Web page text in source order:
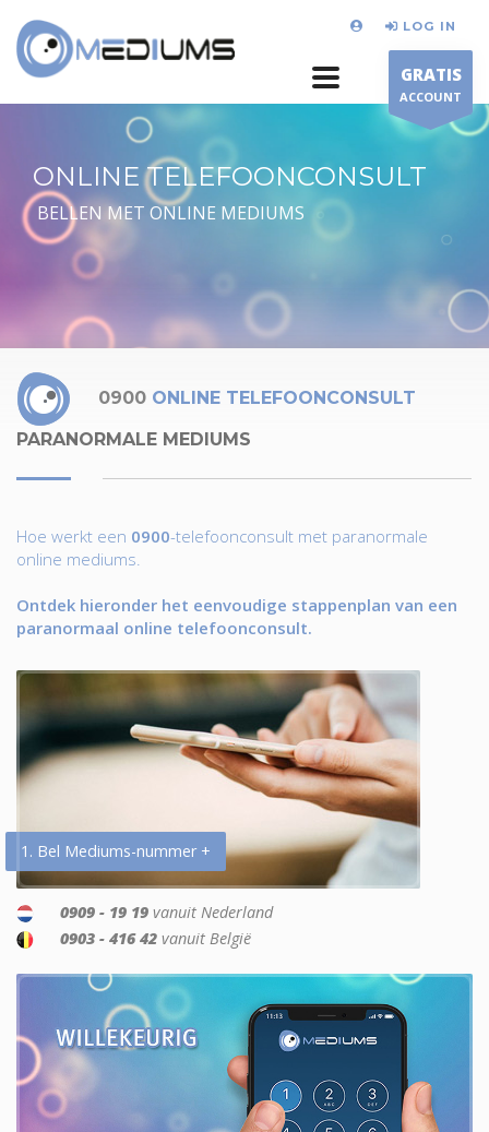
LOG IN
GRATIS
ACCOUNT
ONLINE TELEFOONCONSULT
BELLEN MET ONLINE MEDIUMS
0900 ONLINE TELEFOONCONSULT
PARANORMALE MEDIUMS
Hoe werkt een 0900-telefoonconsult met paranormale
online mediums.
Ontdek hieronder het eenvoudige stappenplan van een
paranormaal online telefoonconsult.
1. Bel Mediums-nummer +
0909 - 19 19 vanuit Nederland
0903 - 416 42 vanuit België